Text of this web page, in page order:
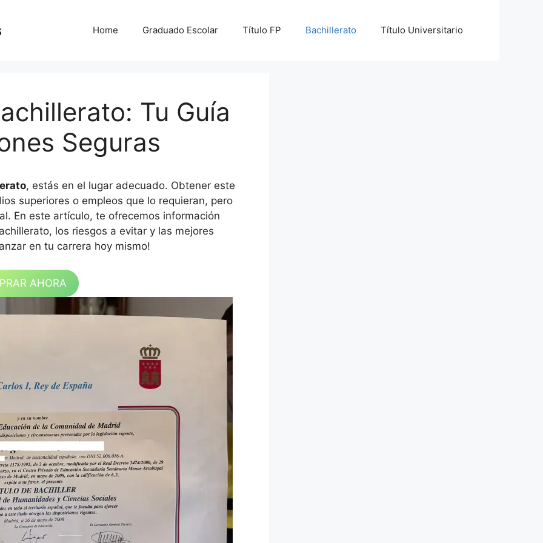
Home Graduado Escolar Título FP Bachillerato Título Universitario
Tu Guía
Seguras
, estás en el lugar adecuado. Obtener este
superiores o empleos que lo requieran, pero
En este artículo, te ofrecemos información
los riesgos a evitar y las mejores
en tu carrera hoy mismo!
AHORA